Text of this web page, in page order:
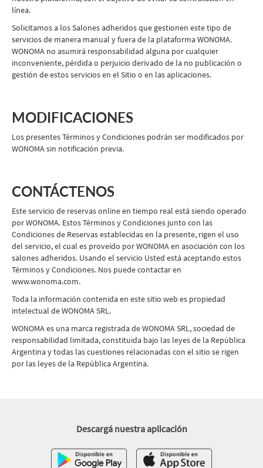
línea.
Solicitamos a los Salones adheridos que gestionen este tipo de
servicios de manera manual y fuera de la plataforma WONOMA.
WONOMA no asumirá responsabilidad alguna por cualquier
inconveniente, pérdida o perjuicio derivado de la no publicación o
gestión de estos servicios en el Sitio o en las aplicaciones.
MODIFICACIONES
Los presentes Términos y Condiciones podrán ser modificados por
WONOMA sin notificación previa.
CONTÁCTENOS
Este servicio de reservas online en tiempo real está siendo operado
por WONOMA. Estos Términos y Condiciones junto con las
Condiciones de Reservas establecidas en la presente, rigen el uso
del servicio, el cual es proveído por WONOMA en asociación con los
salones adheridos. Usando el servicio Usted está aceptando estos
Términos y Condiciones. Nos puede contactar en
www.wonoma.com.
Toda la información contenida en este sitio web es propiedad
intelectual de WONOMA SRL.
WONOMA es una marca registrada de WONOMA SRL, sociedad de
responsabilidad limitada, constituida bajo las leyes de la República
Argentina y todas las cuestiones relacionadas con el sitio se rigen
por las leyes de la República Argentina.
Descargá nuestra aplicación